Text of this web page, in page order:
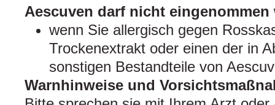
Aescuven darf nicht eingenommen
wenn Sie allergisch gegen
Trockenextrakt oder einen der in
sonstigen Bestandteile von
Warnhinweise und